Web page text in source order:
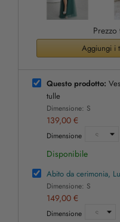
Prezzo
Aggiungi i
Questo prodotto:
tulle
Dimensione: S
139,00 €
Dimensione
Disponibile
Abito da cerimonia,
Dimensione: S
149,00 €
Dimensione